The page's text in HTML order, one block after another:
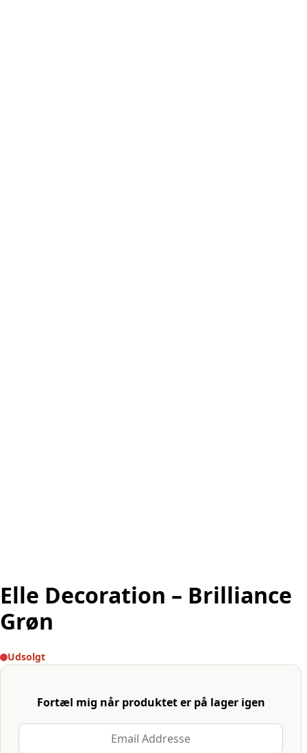
Elle Decoration – Brilliance
Grøn
Udsolgt
Fortæl mig når produktet er på lager igen